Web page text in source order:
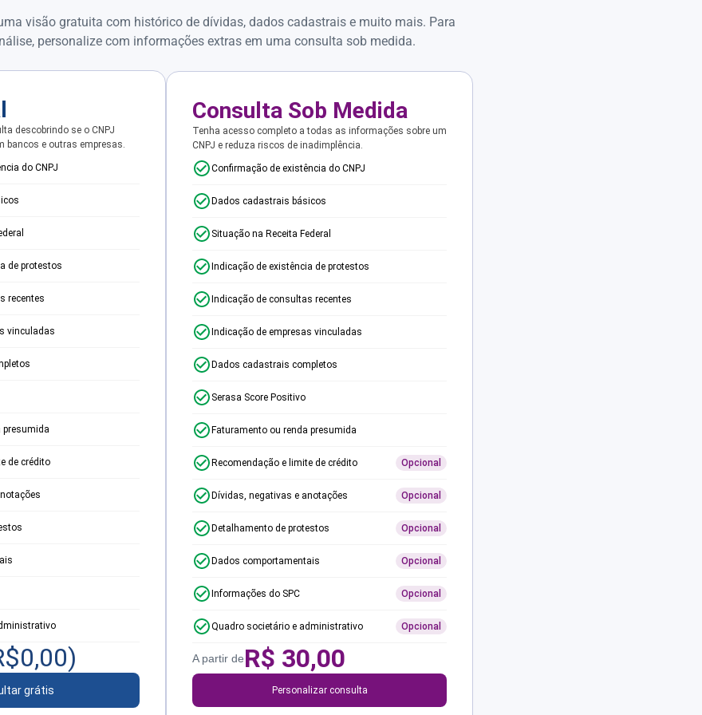
visão gratuita com histórico de dívidas, dados cadastrais e muito mais. Para
personalize com informações extras em uma consulta sob medida.
descobrindo se o CNPJ
bancos e outras empresas.
do CNPJ
de protestos
recentes
vinculadas
presumida
de crédito
0,00)
grátis
Consulta Sob Medida
Tenha acesso completo a todas as informações sobre um
CNPJ e reduza riscos de inadimplência.
Confirmação de existência do CNPJ
Dados cadastrais básicos
Situação na Receita Federal
Indicação de existência de protestos
Indicação de consultas recentes
Indicação de empresas vinculadas
Dados cadastrais completos
Serasa Score Positivo
Faturamento ou renda presumida
Recomendação e limite de crédito Opcional
Dívidas, negativas e anotações Opcional
Detalhamento de protestos Opcional
Dados comportamentais Opcional
Informações do SPC Opcional
Quadro societário e administrativo Opcional
A partir deR$ 30,00
Personalizar consulta